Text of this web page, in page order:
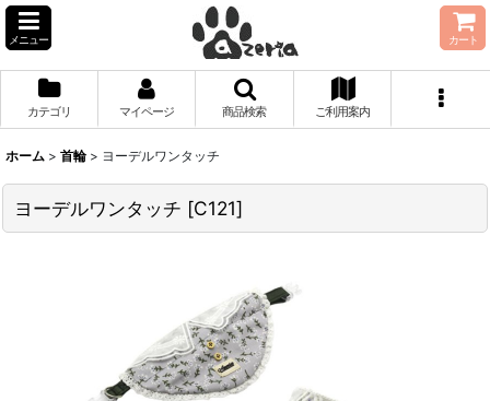
メニュー カート
カテゴリ マイページ 商品検索 ご利用案内
ホーム > 首輪 > ヨーデルワンタッチ
ヨーデルワンタッチ [C121]